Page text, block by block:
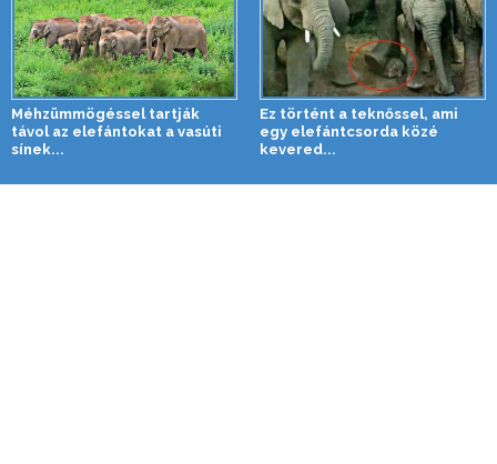
Méhzümmögéssel tartják
távol az elefántokat a vasúti
sínek...
Ez történt a teknőssel, ami
egy elefántcsorda közé
kevered...